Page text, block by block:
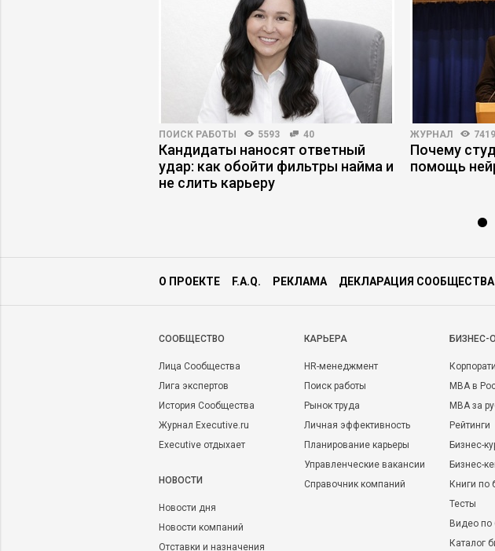
ПОИСК РАБОТЫ 5593 40
Кандидаты наносят ответный
удар: как обойти фильтры найма и
не слить карьеру
ЖУРНАЛ 7419
Почему
помощь
О ПРОЕКТЕ F.A.Q. РЕКЛАМА ДЕКЛАРАЦИЯ СООБЩЕСТВА
CООБЩЕСТВО
Лица Сообщества
Лига экспертов
История Сообщества
Журнал Executive.ru
Executive отдыхает
НОВОСТИ
Новости дня
Новости компаний
Отставки и назначения
КАРЬЕРА
HR-менеджмент
Поиск работы
Рынок труда
Личная эффективность
Планирование карьеры
Управленческие вакансии
Справочник компаний
БИЗНЕС-
MBA в
MBA за
Рейтинги
Бизнес-
Бизнес-
Книги по
Тесты
Видео по
Каталог